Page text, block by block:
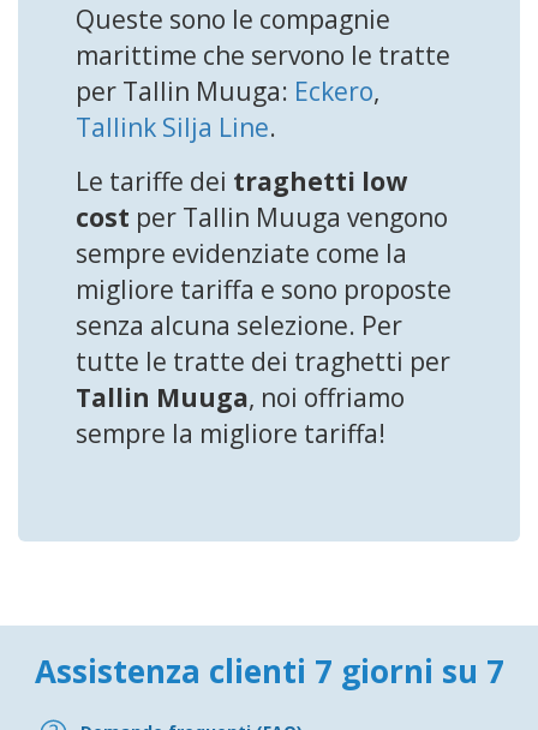
Queste sono le compagnie
marittime che servono le tratte
per Tallin Muuga: Eckero,
Tallink Silja Line.
Le tariffe dei traghetti low
cost per Tallin Muuga vengono
sempre evidenziate come la
migliore tariffa e sono proposte
senza alcuna selezione. Per
tutte le tratte dei traghetti per
Tallin Muuga, noi offriamo
sempre la migliore tariffa!
Assistenza clienti 7 giorni su 7